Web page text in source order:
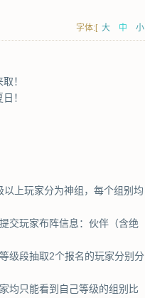
字体:[ 大 中 小
！
！
上玩家分为神组，每个组别均
交玩家布阵信息：伙伴（含绝
级段抽取2个报名的玩家分别分
均只能看到自己等级的组别比